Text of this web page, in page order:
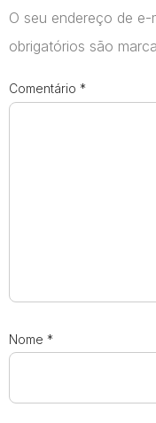
O seu endereço de e-
obrigatórios são
Comentário *
Nome *